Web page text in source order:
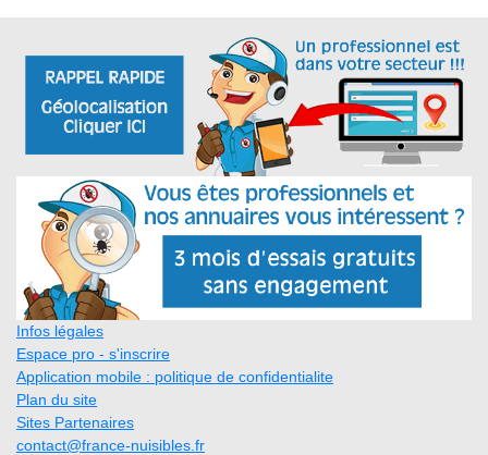
Infos légales
Espace pro - s'inscrire
Application mobile : politique de confidentialite
Plan du site
Sites Partenaires
contact@france-nuisibles.fr